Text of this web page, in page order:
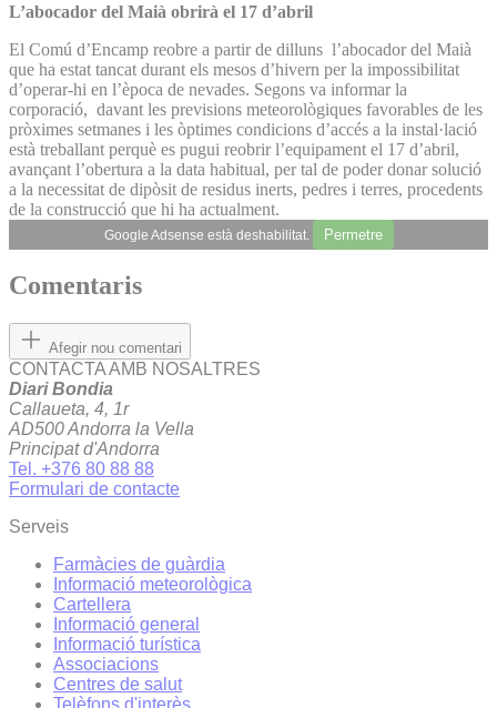
L’abocador del Maià obrirà el 17 d’abril
El Comú d’Encamp reobre a partir de dilluns l’abocador del Maià
que ha estat tancat durant els mesos d’hivern per la impossibilitat
d’operar-hi en l’època de nevades. Segons va informar la
corporació, davant les previsions meteorològiques favorables de les
pròximes setmanes i les òptimes condicions d’accés a la instal·lació
està treballant perquè es pugui reobrir l’equipament el 17 d’abril,
avançant l’obertura a la data habitual, per tal de poder donar solució
a la necessitat de dipòsit de residus inerts, pedres i terres, procedents
de la construcció que hi ha actualment.
Google Adsense està deshabilitat. Permetre
Comentaris
Afegir nou comentari
CONTACTA AMB NOSALTRES
Diari Bondia
Callaueta, 4, 1r
AD500 Andorra la Vella
Principat d'Andorra
Tel. +376 80 88 88
Formulari de contacte
Serveis
Farmàcies de guàrdia
Informació meteorològica
Cartellera
Informació general
Informació turística
Associacions
Centres de salut